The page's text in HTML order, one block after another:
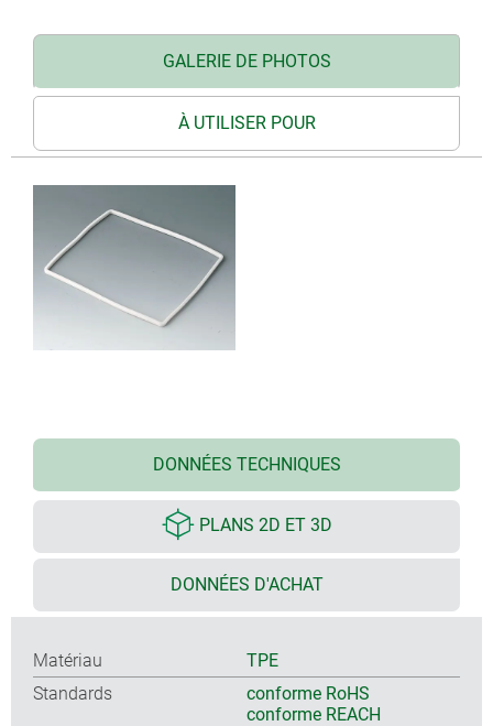
GALERIE DE PHOTOS
À UTILISER POUR
DONNÉES TECHNIQUES
PLANS 2D ET 3D
DONNÉES D'ACHAT
Matériau
TPE
Standards
conforme RoHS
conforme REACH